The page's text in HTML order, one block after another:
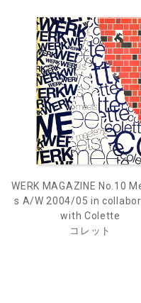
WERK MAGAZINE No.10
s A/W 2004/05 in
with Colette
コレット